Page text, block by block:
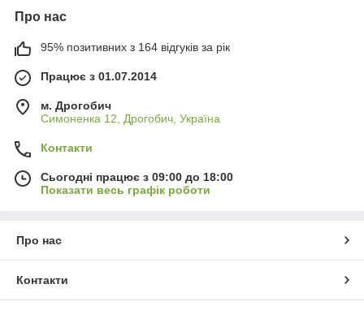
Про нас
95% позитивних з 164 відгуків за рік
Працює з 01.07.2014
м. Дрогобич
Симоненка 12, Дрогобич, Україна
Контакти
Сьогодні працює з 09:00 до 18:00
Показати весь графік роботи
Про нас
Контакти